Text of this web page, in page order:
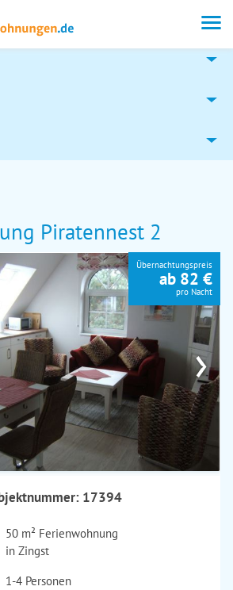
Piratennest 2
›
Übernachtungspreis
ab 82 €
pro Nacht
17394
50 m² Ferienwohnung
in Zingst
1-4 Personen